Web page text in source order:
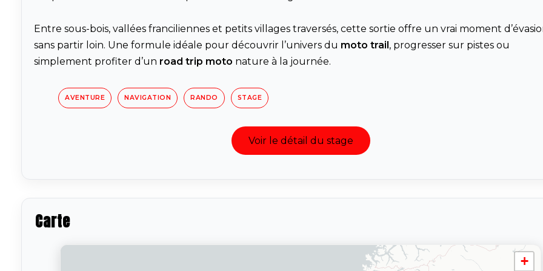
Entre sous-bois, vallées franciliennes et petits villages traversés, cette sortie offre un vrai moment
sans partir loin. Une formule idéale pour découvrir l’univers du moto trail, progresser sur pistes ou
simplement profiter d’un road trip moto nature à la journée.
AVENTURE NAVIGATION RANDO STAGE
Voir le détail du stage
Carte
+